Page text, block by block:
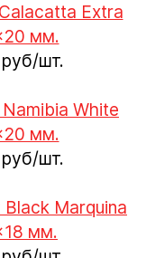
Extra
мм.
шт.
White
мм.
шт.
Marquina
мм.